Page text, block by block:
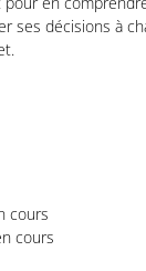
ses décisions à
cours
cours